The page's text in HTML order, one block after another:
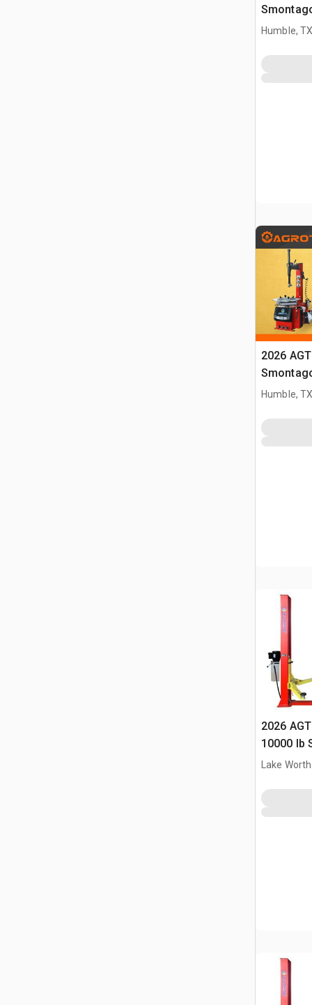
Humble,
2026
Humble,
2026
10000 lb
Veicoli
Lake